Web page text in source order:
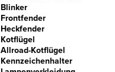
Blinker
Frontfender
Heckfender
Kotflügel
Allroad-Kotflügel
Kennzeichenhalter